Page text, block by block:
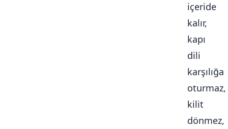
içeride
kalır,
kapı
dili
karşılığa
oturmaz,
kilit
dönmez,